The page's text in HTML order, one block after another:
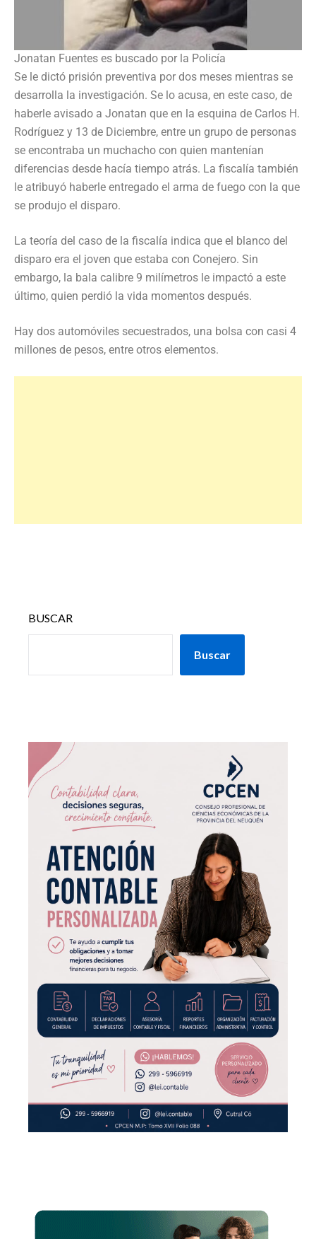
Jonatan Fuentes es buscado por la Policía
Se le dictó prisión preventiva por dos meses mientras se
desarrolla la investigación. Se lo acusa, en este caso, de
haberle avisado a Jonatan que en la esquina de Carlos H.
Rodríguez y 13 de Diciembre, entre un grupo de personas
se encontraba un muchacho con quien mantenían
diferencias desde hacía tiempo atrás. La fiscalía también
le atribuyó haberle entregado el arma de fuego con la que
se produjo el disparo.
La teoría del caso de la fiscalía indica que el blanco del
disparo era el joven que estaba con Conejero. Sin
embargo, la bala calibre 9 milímetros le impactó a este
último, quien perdió la vida momentos después.
Hay dos automóviles secuestrados, una bolsa con casi 4
millones de pesos, entre otros elementos.
BUSCAR
Buscar